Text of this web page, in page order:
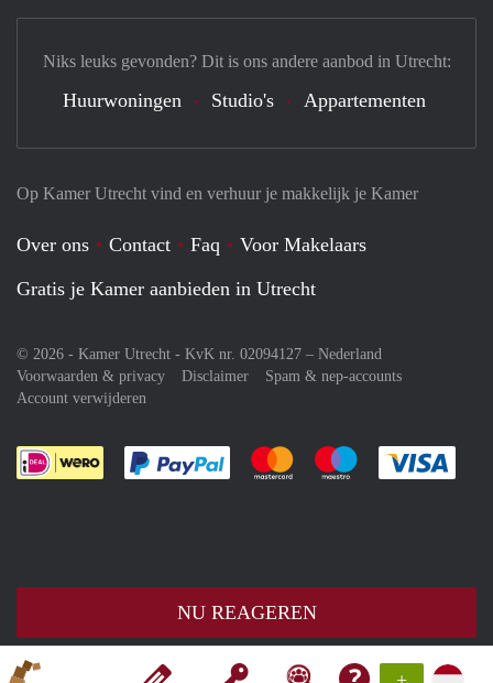
NU REAGEREN
Op Kamer Utrecht vind en verhuur je makkelijk je Kamer
Over ons Contact Faq
Voor Makelaars
Gratis je Kamer aanbieden in Utrecht
© 2026 - Kamer Utrecht - KvK nr. 02094127 – Nederland
Voorwaarden & privacy
Disclaimer
Spam & nep-accounts
Account verwijderen
Je rekent gemakkelijk af met Paypal
Je rekent gemakkelijk af met
Je rekent
Niks leuks gevonden? Dit is ons andere aanbod in Utrecht:
Huurwoningen Studio's Appartementen